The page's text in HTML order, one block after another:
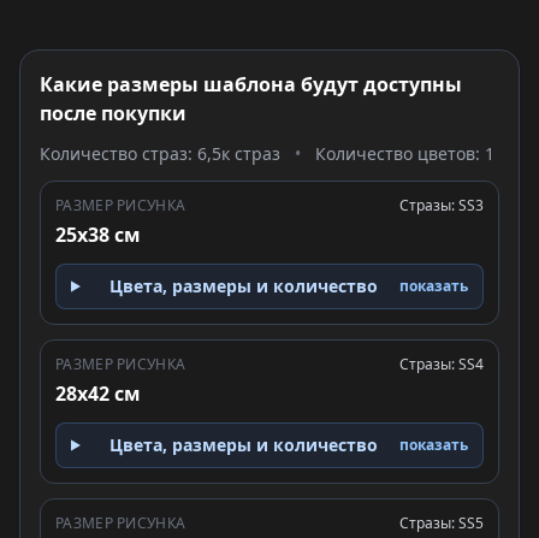
Какие размеры шаблона будут доступны
после покупки
Количество страз: 6,5к страз • Количество цветов: 1
РАЗМЕР РИСУНКА
25x38 см
Стразы: SS3
Цвета, размеры и количество показать
РАЗМЕР РИСУНКА
28x42 см
Стразы: SS4
Цвета, размеры и количество показать
РАЗМЕР РИСУНКА Стразы: SS5